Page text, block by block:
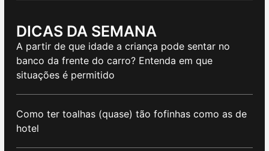
DICAS DA SEMANA
A partir de que idade a criança pode sentar no
banco da frente do carro? Entenda em que
situações é permitido
Como ter toalhas (quase) tão fofinhas como as de
hotel